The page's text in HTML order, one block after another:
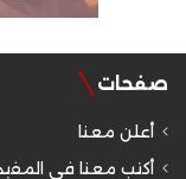
صفحات
أعلن معنا
أكتب معنا في